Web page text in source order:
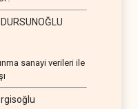
sanayi verileri ile